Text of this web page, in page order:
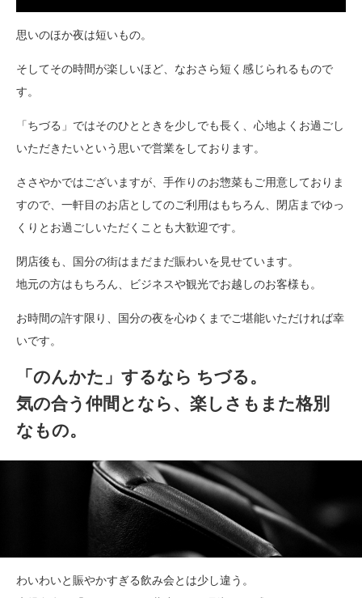
思いのほか夜は短いもの。
そしてその時間が楽しいほど、なおさら短く感じられるもので
す。
「ちづる」ではそのひとときを少しでも長く、心地よくお過ごし
いただきたいという思いで営業をしております。
ささやかではございますが、手作りのお惣菜もご用意しておりま
すので、一軒目のお店としてのご利用はもちろん、閉店までゆっ
くりとお過ごしいただくことも大歓迎です。
閉店後も、国分の街はまだまだ賑わいを見せています。
地元の方はもちろん、ビジネスや観光でお越しのお客様も。
お時間の許す限り、国分の夜を心ゆくまでご堪能いただければ幸
いです。
「のんかた」するなら ちづる。
気の合う仲間となら、楽しさもまた格別
なもの。
わいわいと賑やかすぎる飲み会とは少し違う。